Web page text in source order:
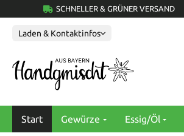
Zur Hauptnavigation springen
SCHNELLER & GRÜNER VERSAND
Laden & Kontaktinfos
Start Gewürze Essig/Öl